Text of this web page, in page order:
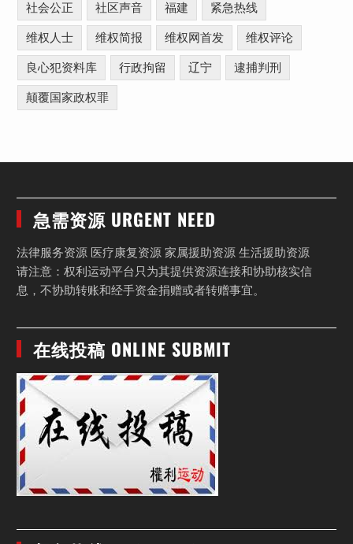
社会公正 社区声音 福建 紧急热线
维权人士 维权简报 维权网首发 维权评论
良心犯资料库 行政拘留 辽宁 逮捕判刑
颠覆国家政权罪
急需资源 URGENT NEED
法律服务资源 医疗康复资源 家属援助资源 生活援助资源
请注意：权利运动平台只为其提供资源连接和协助核实信
息，不协助转账和经手资金捐赠或者转赠事宜。
在线投稿 ONLINE SUBMIT